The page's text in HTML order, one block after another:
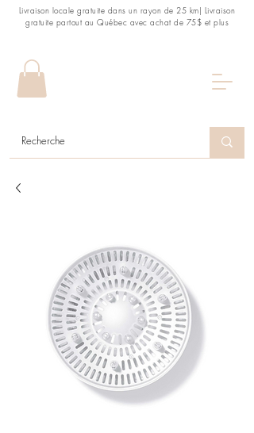
Livraison locale gratuite dans un rayon de 25 km| Livraison
gratuite partout au Québec avec achat de 75$ et plus